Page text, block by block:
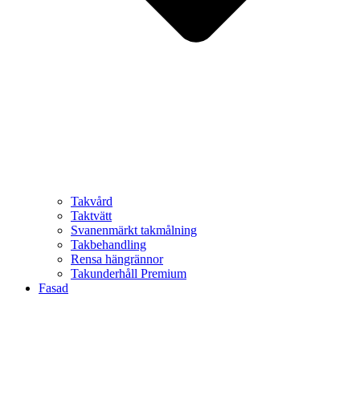
Takvård
Taktvätt
Svanenmärkt takmålning
Takbehandling
Rensa hängrännor
Takunderhåll Premium
Fasad